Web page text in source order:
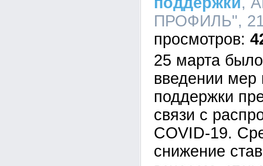
ПРОФИЛЬ",
25 марта
введении мер
поддержки
связи с
COVID-19.
снижение